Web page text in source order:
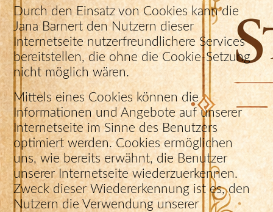
Durch den Einsatz von Cookies kann die
Jana Barnert den Nutzern dieser
Internetseite nutzerfreundlichere Services
bereitstellen, die ohne die Cookie-Setzung
nicht möglich wären.
Mittels eines Cookies können die
Informationen und Angebote auf unserer
Internetseite im Sinne des Benutzers
optimiert werden. Cookies ermöglichen
uns, wie bereits erwähnt, die Benutzer
unserer Internetseite wiederzuerkennen.
Zweck dieser Wiedererkennung ist es, den
Nutzern die Verwendung unserer